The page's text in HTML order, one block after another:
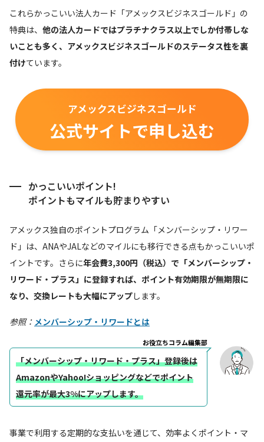
これらかっこいい法人カード「アメックスビジネスゴールド」の
特典は、 他の法人カードではプラチナクラス以上でしか付帯しな
いことも多く、アメックスビジネスゴールドのステータス性を裏
付けています。
アメックスビジネスゴールド
公式サイトで申し込む
かっこいいポイント!
ポイントもマイルも貯まりやすい
アメックス独自のポイントプログラム「メンバーシップ・リワー
ド」は、ANAやJALなどのマイルにも移行できる点もかっこいいポ
イントです。さらに年会費3,300円（税込）で「メンバーシップ・
リワード・プラス」に登録すれば、ポイント有効期限が無期限に
なり、交換レートも大幅にアップします。
参照： メンバーシップ・リワードとは
お役立ちコラム編集部
「メンバーシップ・リワード・プラス」登録後は
AmazonやYahoo!ショッピングなどでポイント
還元率が最大3%にアップします。
事業で利用する定期的な支払いを通じて、効率よくポイント・マ